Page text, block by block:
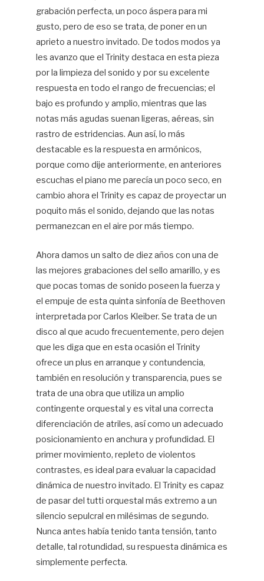
grabación perfecta, un poco áspera para mi
gusto, pero de eso se trata, de poner en un
aprieto a nuestro invitado. De todos modos ya
les avanzo que el Trinity destaca en esta pieza
por la limpieza del sonido y por su excelente
respuesta en todo el rango de frecuencias; el
bajo es profundo y amplio, mientras que las
notas más agudas suenan ligeras, aéreas, sin
rastro de estridencias. Aun así, lo más
destacable es la respuesta en armónicos,
porque como dije anteriormente, en anteriores
escuchas el piano me parecía un poco seco, en
cambio ahora el Trinity es capaz de proyectar un
poquito más el sonido, dejando que las notas
permanezcan en el aire por más tiempo.
Ahora damos un salto de diez años con una de
las mejores grabaciones del sello amarillo, y es
que pocas tomas de sonido poseen la fuerza y
el empuje de esta quinta sinfonía de Beethoven
interpretada por Carlos Kleiber. Se trata de un
disco al que acudo frecuentemente, pero dejen
que les diga que en esta ocasión el Trinity
ofrece un plus en arranque y contundencia,
también en resolución y transparencia, pues se
trata de una obra que utiliza un amplio
contingente orquestal y es vital una correcta
diferenciación de atriles, así como un adecuado
posicionamiento en anchura y profundidad. El
primer movimiento, repleto de violentos
contrastes, es ideal para evaluar la capacidad
dinámica de nuestro invitado. El Trinity es capaz
de pasar del tutti orquestal más extremo a un
silencio sepulcral en milésimas de segundo.
Nunca antes había tenido tanta tensión, tanto
detalle, tal rotundidad, su respuesta dinámica es
simplemente perfecta.